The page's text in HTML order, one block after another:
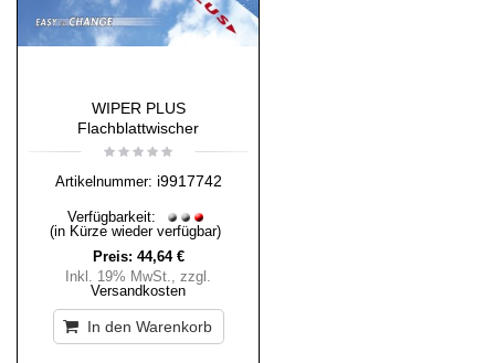
WIPER PLUS
Flachblattwischer
Artikelnummer: i9917742
Verfügbarkeit:
(in Kürze wieder verfügbar)
Preis: 44,64 €
Inkl. 19% MwSt., zzgl.
Versandkosten
In den Warenkorb